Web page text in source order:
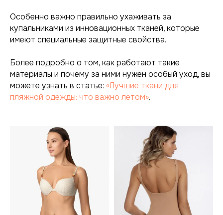
Особенно важно правильно ухаживать за
купальниками из инновационных тканей, которые
имеют специальные защитные свойства.
Более подробно о том, как работают такие
материалы и почему за ними нужен особый уход, вы
можете узнать в статье: «Лучшие ткани для
пляжной одежды: что важно летом».